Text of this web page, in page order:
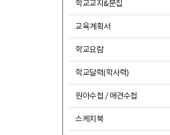
학교교지&문집
교육계획서
학교요람
학교달력(학사력)
원아수첩 / 애견수첩
스케치북